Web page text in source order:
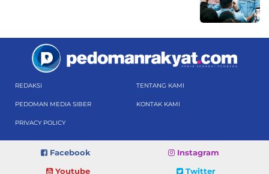
REDAKSI TENTANG KAMI
PEDOMAN MEDIA SIBER KONTAK KAMI
PRIVACY POLICY
Facebook
Instagram
Youtube
Twitter